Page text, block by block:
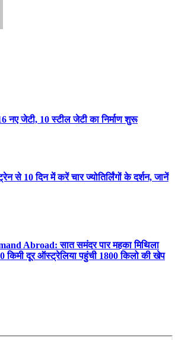
नए जेटी, 10 स्टील जेटी का निर्माण शुरू
से 10 दिन में करें चार ज्योतिर्लिंगों के दर्शन, जानें
Abroad: सात समंदर पार महका मिथिला
किमी दूर ऑस्ट्रेलिया पहुंची 1800 किलो की खेप